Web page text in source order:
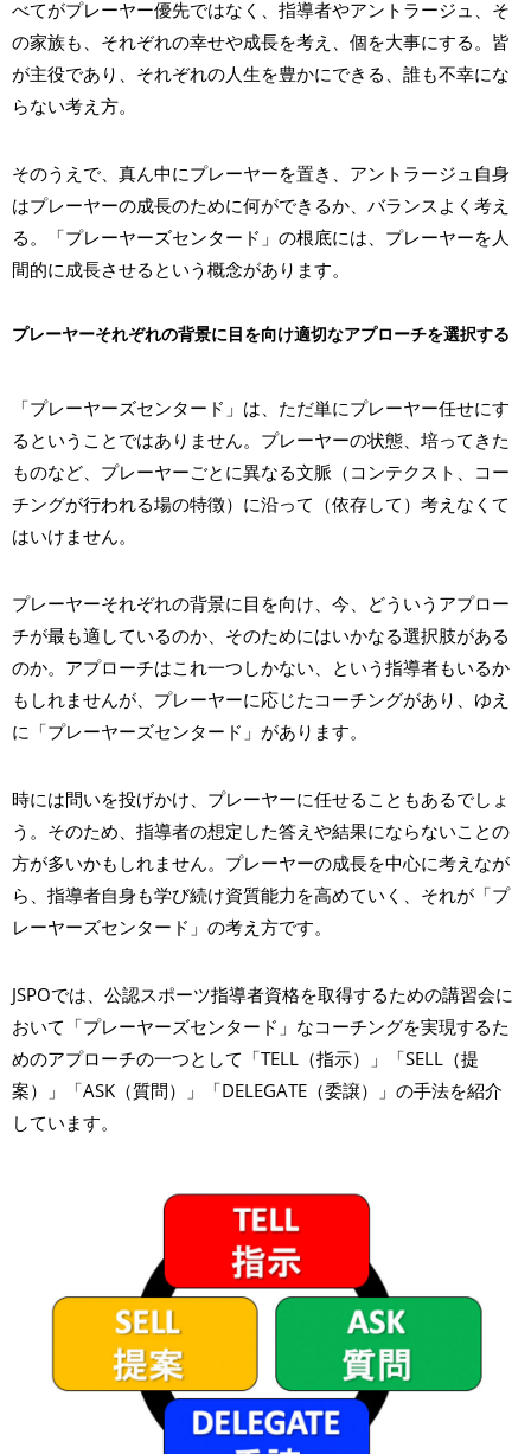
べてがプレーヤー優先ではなく、指導者やアントラージュ、そ
の家族も、それぞれの幸せや成長を考え、個を大事にする。皆
が主役であり、それぞれの人生を豊かにできる、誰も不幸にな
らない考え方。
そのうえで、真ん中にプレーヤーを置き、アントラージュ自身
はプレーヤーの成長のために何ができるか、バランスよく考え
る。「プレーヤーズセンタード」の根底には、プレーヤーを人
間的に成長させるという概念があります。
プレーヤーそれぞれの背景に目を向け適切なアプローチを選択する
「プレーヤーズセンタード」は、ただ単にプレーヤー任せにす
るということではありません。プレーヤーの状態、培ってきた
ものなど、プレーヤーごとに異なる文脈（コンテクスト、コー
チングが行われる場の特徴）に沿って（依存して）考えなくて
はいけません。
プレーヤーそれぞれの背景に目を向け、今、どういうアプロー
チが最も適しているのか、そのためにはいかなる選択肢がある
のか。アプローチはこれ一つしかない、という指導者もいるか
もしれませんが、プレーヤーに応じたコーチングがあり、ゆえ
に「プレーヤーズセンタード」があります。
時には問いを投げかけ、プレーヤーに任せることもあるでしょ
う。そのため、指導者の想定した答えや結果にならないことの
方が多いかもしれません。プレーヤーの成長を中心に考えなが
ら、指導者自身も学び続け資質能力を高めていく、それが「プ
レーヤーズセンタード」の考え方です。
JSPOでは、公認スポーツ指導者資格を取得するための講習会に
おいて「プレーヤーズセンタード」なコーチングを実現するた
めのアプローチの一つとして「TELL（指示）」「SELL（提
案）」「ASK（質問）」「DELEGATE（委譲）」の手法を紹介
しています。